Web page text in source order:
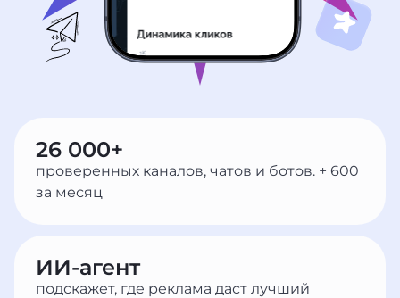
26 000+
проверенных каналов, чатов и ботов. + 600
за месяц
ИИ-агент
подскажет, где реклама даст лучший